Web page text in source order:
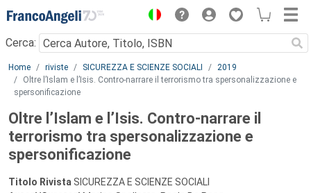
Menu
Cerca:
Main content
Home riviste SICUREZZA E SCIENZE SOCIALI
2019
Oltre l’Islam e l’Isis. Contro-narrare il terrorismo tra spersonalizzazione e
spersonificazione
Oltre l’Islam e l’Isis. Contro-narrare il
terrorismo tra spersonalizzazione e
spersonificazione
Titolo Rivista SICUREZZA E SCIENZE SOCIALI